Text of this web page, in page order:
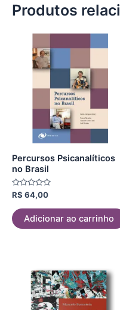
Produtos
Percursos Psicanalíticos
no Brasil
Avaliação
0
de
5
R$ 64,00
Adicionar ao carrinho